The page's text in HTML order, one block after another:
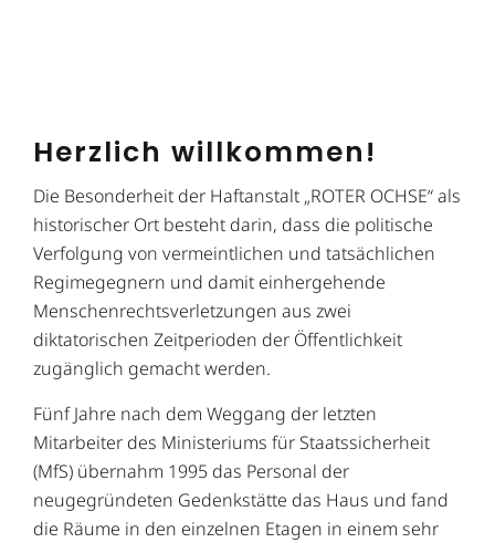
Herzlich willkommen!
Die Besonderheit der Haftanstalt „ROTER OCHSE“ als
historischer Ort besteht darin, dass die politische
Verfolgung von vermeintlichen und tatsächlichen
Regimegegnern und damit einhergehende
Menschenrechtsverletzungen aus zwei
diktatorischen Zeitperioden der Öffentlichkeit
zugänglich gemacht werden.
Fünf Jahre nach dem Weggang der letzten
Mitarbeiter des Ministeriums für Staatssicherheit
(MfS) übernahm 1995 das Personal der
neugegründeten Gedenkstätte das Haus und fand
die Räume in den einzelnen Etagen in einem sehr